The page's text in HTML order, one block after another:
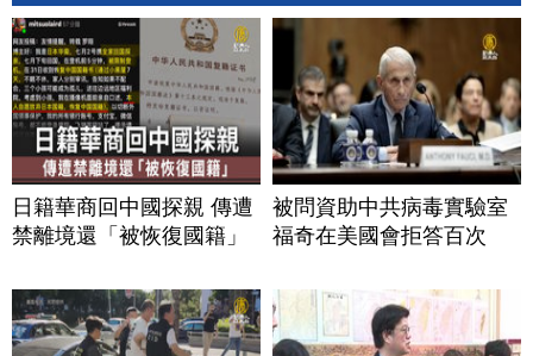
日籍華商回中國探親 傳遭
禁離境還「被恢復國籍」
被問資助中共病毒實驗室
福奇在美國會拒答百次